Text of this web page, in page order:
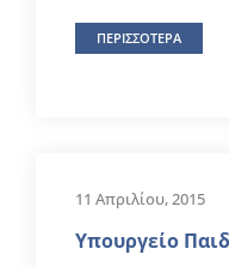
ΠΕΡΙΣΣΟΤΕΡΑ
11 Απριλίου, 2015
Υπουργείο